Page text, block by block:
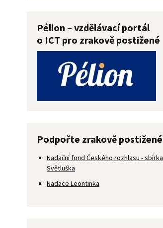
Pélion – vzdělávací portál
o ICT pro zrakově postižené
Podpořte zrakově postižené
Nadační fond Českého rozhlasu - sbírka
Světluška
Nadace Leontinka